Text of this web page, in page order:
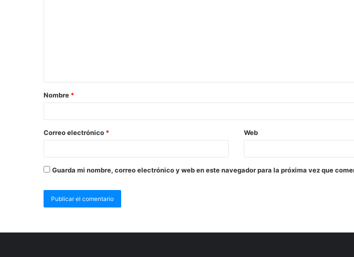
Nombre *
Correo electrónico * Web
Guarda mi nombre, correo electrónico y web en este navegador para la próxima vez que